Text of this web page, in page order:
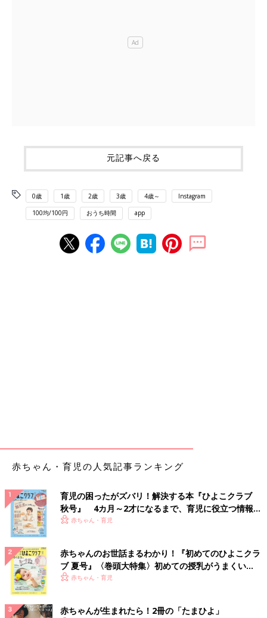
元記事へ戻る
0歳 1歳 2歳 3歳 4歳～ Instagram
100均/100円 おうち時間 app
赤ちゃん・育児の人気記事ランキング
育児の困ったがズバリ！解決する本『ひよこクラブ
秋号』 4カ月～2才になるまで、育児に役立つ情報が
いっぱい！
赤ちゃん・育児
赤ちゃんのお世話まるわかり！『初めてのひよこクラ
ブ 夏号』〈巻頭大特集〉初めての授乳がうまくい
く！ おっぱい・ミルクの基本と夏のトラブル 解決テ
赤ちゃん・育児
赤ちゃんが生まれたら！2冊の「たまひよ」